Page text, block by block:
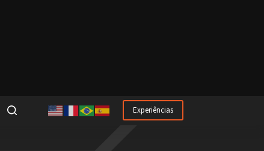
Experiências